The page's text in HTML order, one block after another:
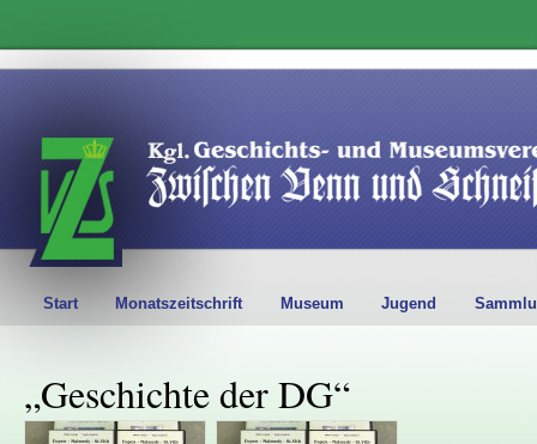
Start Monatszeitschrift Museum Jugend
„Geschichte der DG“